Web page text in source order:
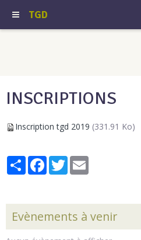
TGD
INSCRIPTIONS
Inscription tgd 2019 (331.91 Ko)
PartagerFacebook
Twitter
Evènements à venir